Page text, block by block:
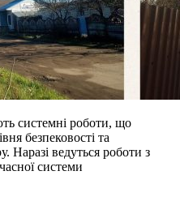
системні роботи, що
безпековості та
Наразі ведуться роботи з
системи